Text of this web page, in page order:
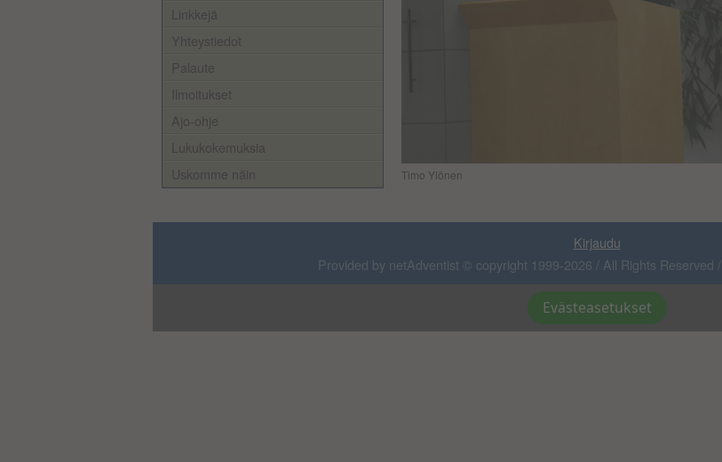
Linkkejä
Yhteystiedot
Palaute
Ilmoitukset
Ajo-ohje
Lukukokemuksia
Uskomme näin
Timo Ylönen
Kirjaudu
Provided by netAdventist © copyright 1999-2026 / All Rights Reserved /
Evästeasetukset